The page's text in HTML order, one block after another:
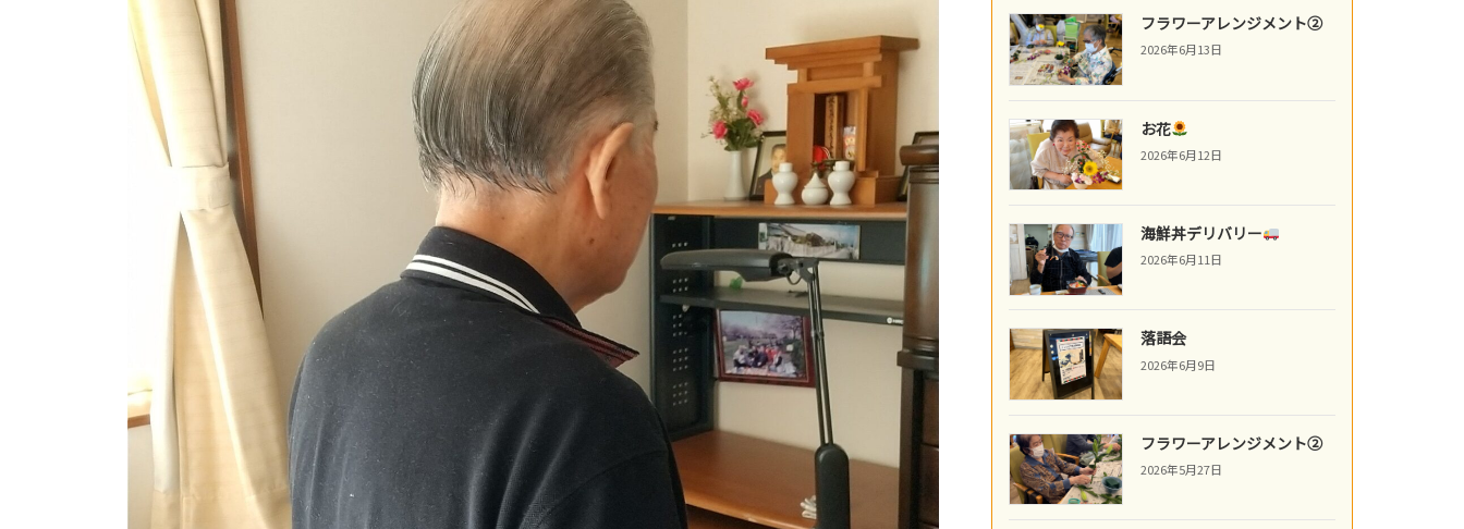
フラワーアレンジメント②
2026年6月13日
お花
2026年6月12日
海鮮丼デリバリー
2026年6月11日
落語会
2026年6月9日
フラワーアレンジメント②
2026年5月27日